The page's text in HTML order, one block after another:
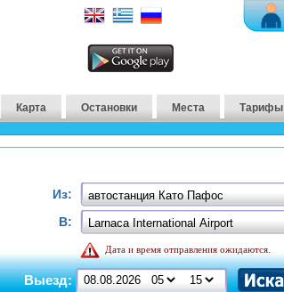
Карта Остановки Места Тарифы
Из:
В:
Дата и время отправления ожидаются.
Выезд: